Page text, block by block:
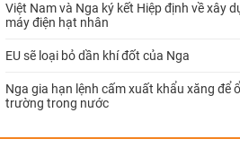
Việt Nam và Nga ký kết Hiệp định về xây
máy điện hạt nhân
EU sẽ loại bỏ dần khí đốt của Nga
Nga gia hạn lệnh cấm xuất khẩu xăng để
trường trong nước